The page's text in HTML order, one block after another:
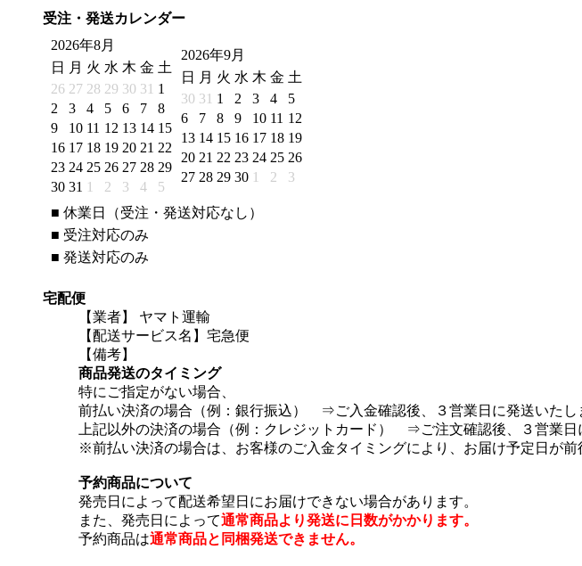
受注・発送カレンダー
2026年8月
日
月 火 水 木 金 土
26 27 28 29 30 31 1
2
3 4 5 6 7
8
9
10 11 12 13 14 15
16 17 18 19 20 21 22
23 24 25 26 27 28 29
30 31 1 2 3 4 5
2026年9月
日
月 火 水 木 金 土
30 31 1 2 3 4
5
6
7 8 9 10 11 12
13 14 15 16 17 18 19
20 21 22 23 24 25 26
27 28 29 30 1 2 3
■ 休業日（受注・発送対応なし）
■ 受注対応のみ
■ 発送対応のみ
宅配便
【業者】 ヤマト運輸
【配送サービス名】宅急便
【備考】
商品発送のタイミング
特にご指定がない場合、
前払い決済の場合（例：銀行振込） ⇒ご入金確認後、３営業日に発送いたし
上記以外の決済の場合（例：クレジットカード） ⇒ご注文確認後、３営業日
※前払い決済の場合は、お客様のご入金タイミングにより、お届け予定日が前
予約商品について
発売日によって配送希望日にお届けできない場合があります。
また、発売日によって通常商品より発送に日数がかかります。
予約商品は通常商品と同梱発送できません。